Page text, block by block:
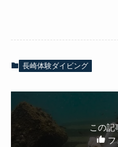
長崎体験ダイビング
この記